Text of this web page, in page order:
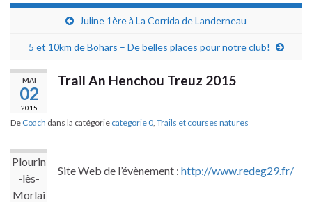
Juline 1ère à La Corrida de Landerneau
5 et 10km de Bohars – De belles places pour notre club!
MAI
02
2015
Trail An Henchou Treuz 2015
De Coach dans la catégorie categorie 0 Trails et courses natures
Plourin
-lès-
Morlai
Site Web de l’évènement : http://www.redeg29.fr/